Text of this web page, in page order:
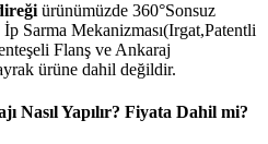
ürünümüzde 360°Sonsuz
Sarma Mekanizması(Irgat,Patentli
Flanş ve Ankaraj
ürüne dahil değildir.
Nasıl Yapılır? Fiyata Dahil mi?